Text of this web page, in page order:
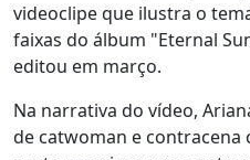
videoclipe que ilustra o
faixas do álbum "Eternal
editou em março.
Na narrativa do vídeo,
de catwoman e contracena